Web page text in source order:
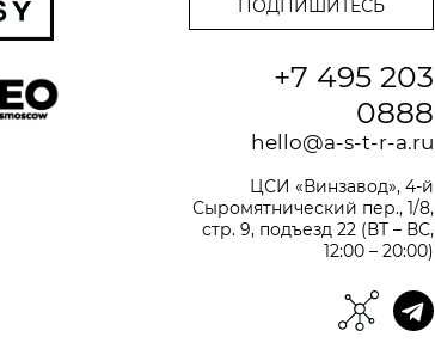
+7 495 203
0888
hello@a-s-t-r-a.ru
ЦСИ «Винзавод», 4-й
Сыромятнический пер., 1/8,
стр. 9, подъезд 22 (ВТ – ВС,
12:00 – 20:00)